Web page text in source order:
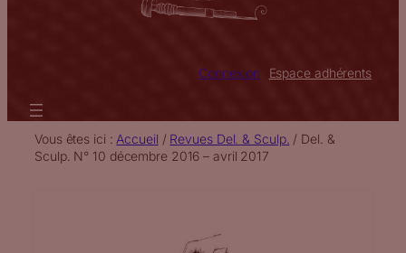
Connexion Espace adhérents
Vous êtes ici : Accueil / Revues Del. & Sculp. / Del. &
Sculp. N° 10 décembre 2016 – avril 2017